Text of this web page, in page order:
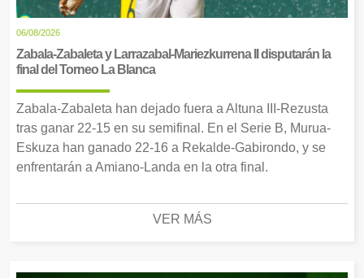
06/08/2026
Zabala-Zabaleta y Larrazabal-Mariezkurrena II disputarán la
final del Torneo La Blanca
Zabala-Zabaleta han dejado fuera a Altuna III-Rezusta
tras ganar 22-15 en su semifinal. En el Serie B, Murua-
Eskuza han ganado 22-16 a Rekalde-Gabirondo, y se
enfrentarán a Amiano-Landa en la otra final.
VER MÁS